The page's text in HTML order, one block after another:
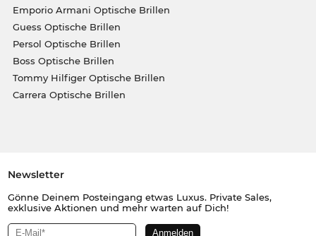
Emporio Armani Optische Brillen
Guess Optische Brillen
Persol Optische Brillen
Boss Optische Brillen
Tommy Hilfiger Optische Brillen
Carrera Optische Brillen
Newsletter
Gönne Deinem Posteingang etwas Luxus. Private Sales,
exklusive Aktionen und mehr warten auf Dich!